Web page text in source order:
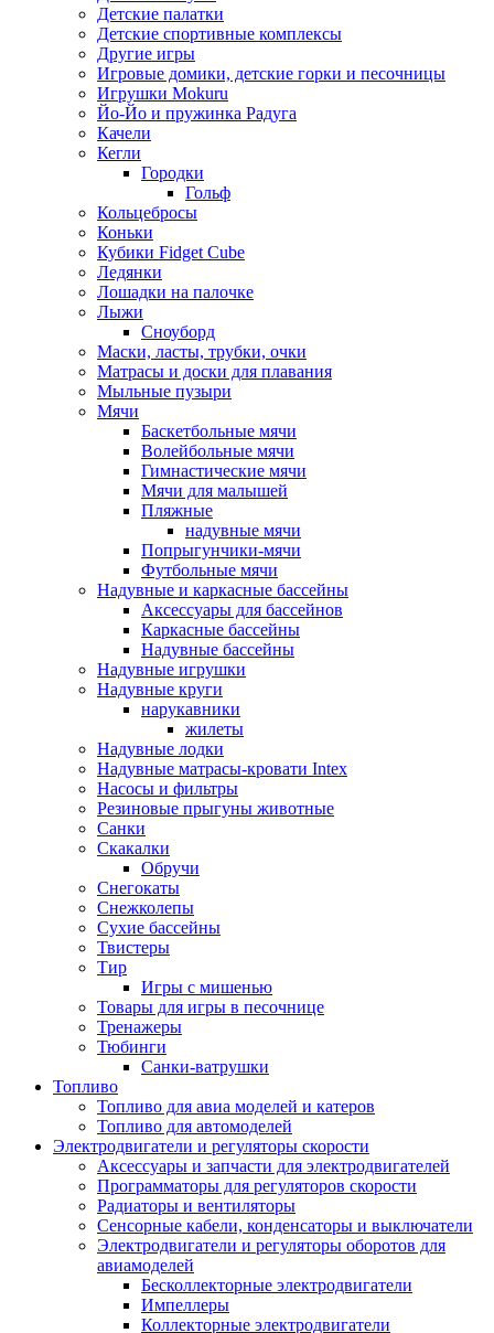
Детские палатки
Детские спортивные комплексы
Другие игры
Игровые домики, детские горки и песочницы
Игрушки Mokuru
Йо-Йо и пружинка Радуга
Качели
Кегли
Городки
Гольф
Кольцебросы
Коньки
Кубики Fidget Cube
Ледянки
Лошадки на палочке
Лыжи
Сноуборд
Маски, ласты, трубки, очки
Матрасы и доски для плавания
Мыльные пузыри
Мячи
Баскетбольные мячи
Волейбольные мячи
Гимнастические мячи
Мячи для малышей
Пляжные
надувные мячи
Попрыгунчики-мячи
Футбольные мячи
Надувные и каркасные бассейны
Аксессуары для бассейнов
Каркасные бассейны
Надувные бассейны
Надувные игрушки
Надувные круги
нарукавники
жилеты
Надувные лодки
Надувные матрасы-кровати Intex
Насосы и фильтры
Резиновые прыгуны животные
Санки
Скакалки
Обручи
Снегокаты
Снежколепы
Сухие бассейны
Твистеры
Тир
Игры с мишенью
Товары для игры в песочнице
Тренажеры
Тюбинги
Санки-ватрушки
Топливо
Топливо для авиа моделей и катеров
Топливо для автомоделей
Электродвигатели и регуляторы скорости
Аксессуары и запчасти для электродвигателей
Программаторы для регуляторов скорости
Радиаторы и вентиляторы
Сенсорные кабели, конденсаторы и выключатели
Электродвигатели и регуляторы оборотов для
авиамоделей
Бесколлекторные электродвигатели
Импеллеры
Коллекторные электродвигатели